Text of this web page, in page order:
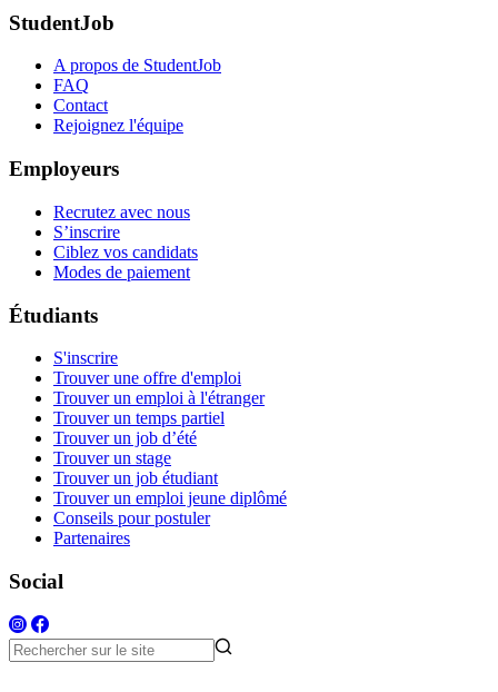
StudentJob
A propos de StudentJob
FAQ
Contact
Rejoignez l'équipe
Employeurs
Recrutez avec nous
S’inscrire
Ciblez vos candidats
Modes de paiement
Étudiants
S'inscrire
Trouver une offre d'emploi
Trouver un emploi à l'étranger
Trouver un temps partiel
Trouver un job d’été
Trouver un stage
Trouver un job étudiant
Trouver un emploi jeune diplômé
Conseils pour postuler
Partenaires
Social